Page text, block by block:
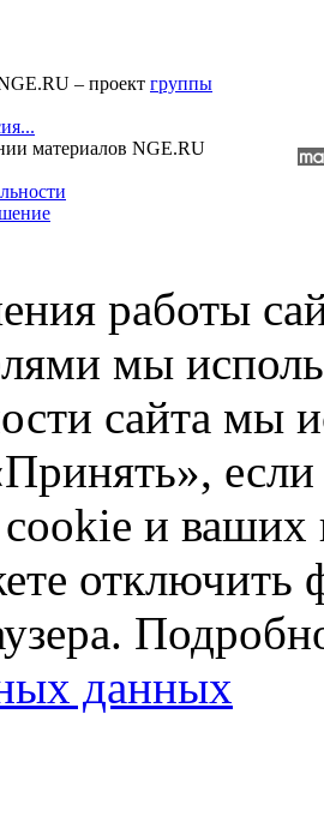
– проект группы
материалов NGE.RU
работы
мы
сайта мы
если
cookie и
отключить
данных